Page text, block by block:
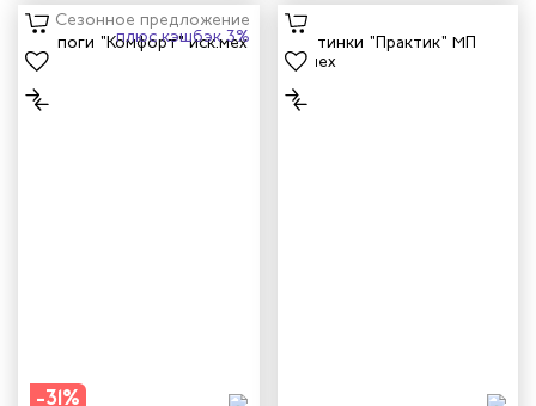
Сезонное предложение
плюс кэшбэк 3%
-31%